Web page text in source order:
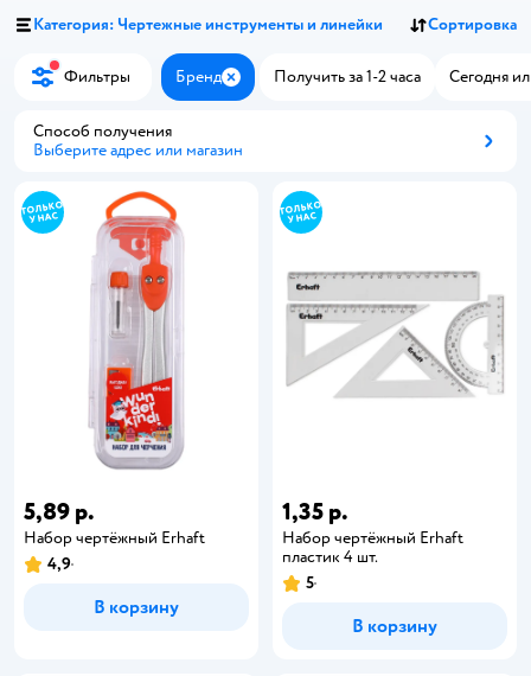
Категория: Чертежные инструменты и линейки Сортировка
Фильтры Бренд ЗакрытьПолучить за 1-2 часа Сегодня
Способ получения
Выберите адрес или магазин
5,89 р.
Набор чертёжный Erhaft
4,9
В корзину
1,35 р.
Набор чертёжный Erhaft
пластик 4 шт.
5
В корзину